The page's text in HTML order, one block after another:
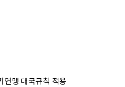
연맹 대국규칙 적용